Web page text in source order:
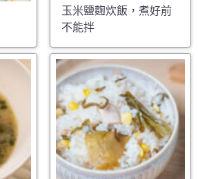
玉米鹽麴炊飯，煮好前
不能拌